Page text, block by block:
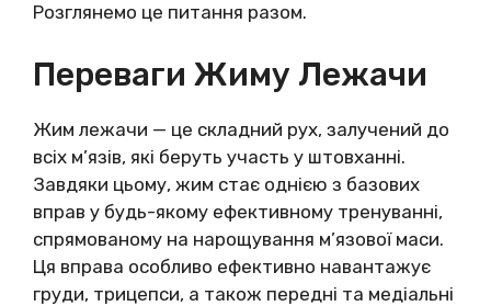
Розглянемо це питання разом.
Переваги Жиму Лежачи
Жим лежачи — це складний рух, залучений до
всіх м’язів, які беруть участь у штовханні.
Завдяки цьому, жим стає однією з базових
вправ у будь-якому ефективному тренуванні,
спрямованому на нарощування м’язової маси.
Ця вправа особливо ефективно навантажує
груди, трицепси, а також передні та медіальні